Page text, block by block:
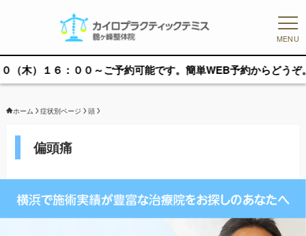
MENU
０～ご予約可能です。簡単WEB予約からどうぞ。
ホーム 症状別ページ 頭
偏頭痛